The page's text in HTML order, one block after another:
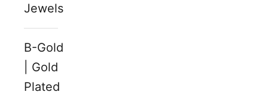
Jewels
B-Gold
| Gold
Plated